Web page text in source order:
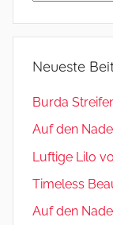
Neueste
Burda
Auf den
Luftige Lilo
Timeless
Auf den